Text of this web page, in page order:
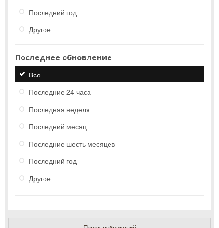
Последний год
Другое
Последнее обновление
Все
Последние 24 часа
Последняя неделя
Последний месяц
Последние шесть месяцев
Последний год
Другое